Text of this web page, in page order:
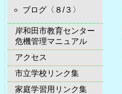
ブログ〈８/３〉
岸和田市教育センター
危機管理マニュアル
アクセス
市立学校リンク集
家庭学習用リンク集